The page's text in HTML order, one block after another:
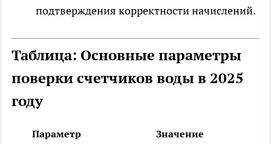
подтверждения корректности начислений.
Таблица: Основные параметры
поверки счетчиков воды в 2025
году
Параметр
Значение